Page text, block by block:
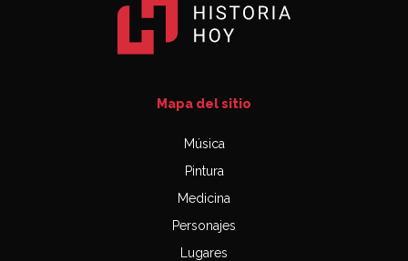
Mapa del sitio
Música
Pintura
Medicina
Personajes
Lugares